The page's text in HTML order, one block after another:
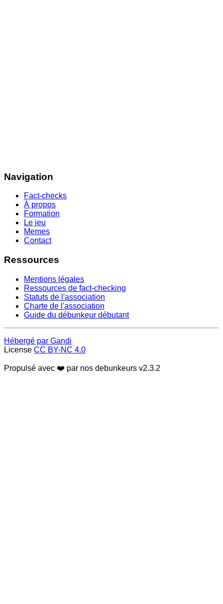
Navigation
Fact-checks
À propos
Formation
Le jeu
Memes
Contact
Ressources
Mentions légales
Ressources de fact-checking
Statuts de l'association
Charte de l'association
Guide du débunkeur débutant
Hébergé par Gandi
License CC BY-NC 4.0
Propulsé avec ❤️ par nos debunkeurs v2.3.2